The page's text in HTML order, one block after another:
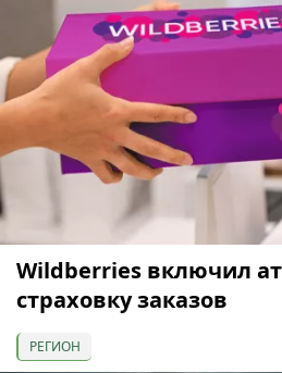
Wildberries включил
страховку заказов
РЕГИОН